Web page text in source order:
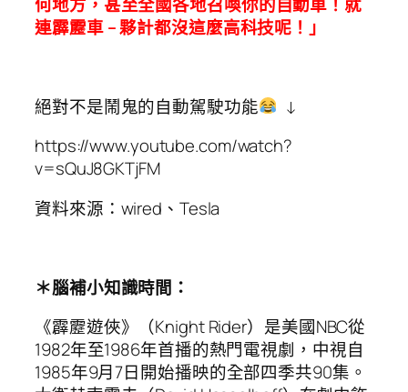
連霹靂車 – 夥計都沒這麼高科技呢！」
絕對不是鬧鬼的自動駕駛功能
↓
https://www.youtube.com/watch?
v=sQuJ8GKTjFM
資料來源：wired、Tesla
＊腦補小知識時間：
《霹靂遊俠》（Knight Rider）是美國NBC從
1982年至1986年首播的熱門電視劇，中視自
1985年9月7日開始播映的全部四季共90­集。